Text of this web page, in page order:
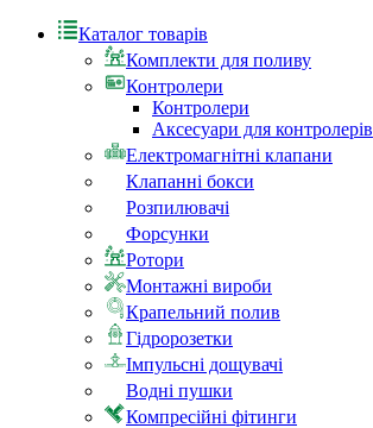
Каталог товарів
Комплекти для поливу
Контролери
Контролери
Аксесуари для контролерів
Електромагнітні клапани
Клапанні бокси
Розпилювачі
Форсунки
Ротори
Монтажні вироби
Крапельний полив
Гідророзетки
Імпульсні дощувачі
Водні пушки
Компресійні фітинги